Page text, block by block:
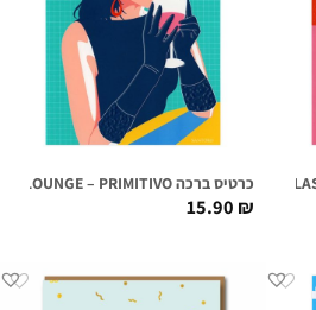
כרטיס ברכה FIRST CLASS LOUNGE – PRIMITIVO
15.90₪